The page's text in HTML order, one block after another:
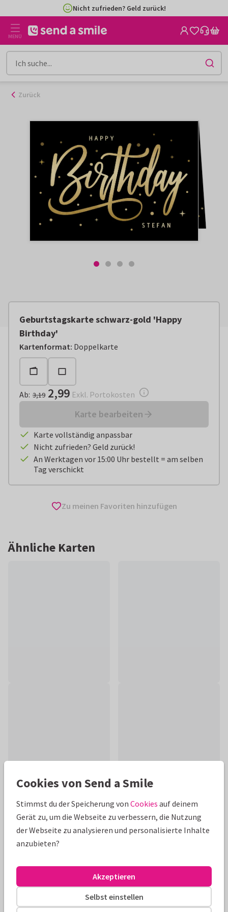
Inhalt
gehen
Nicht zufrieden? Geld zurück!
MENÜ
Zurück
Geburtstagskarte schwarz-gold 'Happy
Birthday'
Kartenformat: Doppelkarte
Ab:€ 2,99Exkl. Portokosten
Ab: 3,19 2,99 Exkl. Portokosten
Karte bearbeiten
Karte vollständig anpassbar
Nicht zufrieden? Geld zurück!
An Werktagen vor 15:00 Uhr bestellt = am selben
Tag verschickt
Zu meinen Favoriten hinzufügen
Ähnliche Karten
Produktinformation
Geburtstagskarte in Schwarz-Gold-Look (kein Golddruck)
Alle Karten können nach Wunsch angepasst werden.
Geburtstagskarten ilse Männlich
Cookies von Send a Smile
Stimmst du der Speicherung von Cookies auf deinem
Gerät zu, um die Webseite zu verbessern, die Nutzung
der Webseite zu analysieren und personalisierte Inhalte
anzubieten?
Selbst einstellen
Akzeptieren